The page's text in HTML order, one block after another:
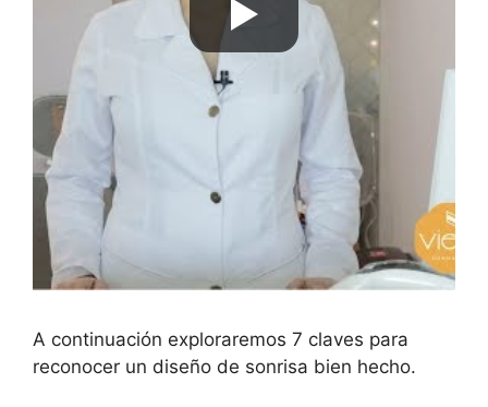
A continuación exploraremos 7 claves para
reconocer un diseño de sonrisa bien hecho.